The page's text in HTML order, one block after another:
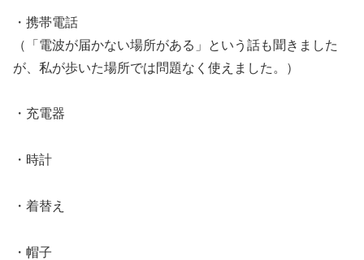
・携帯電話
（「電波が届かない場所がある」という話も聞きました
が、私が歩いた場所では問題なく使えました。）
・充電器
・時計
・着替え
・帽子